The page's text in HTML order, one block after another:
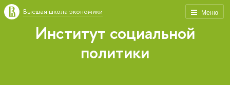
Меню
Высшая школа экономики
Институт социальной
политики